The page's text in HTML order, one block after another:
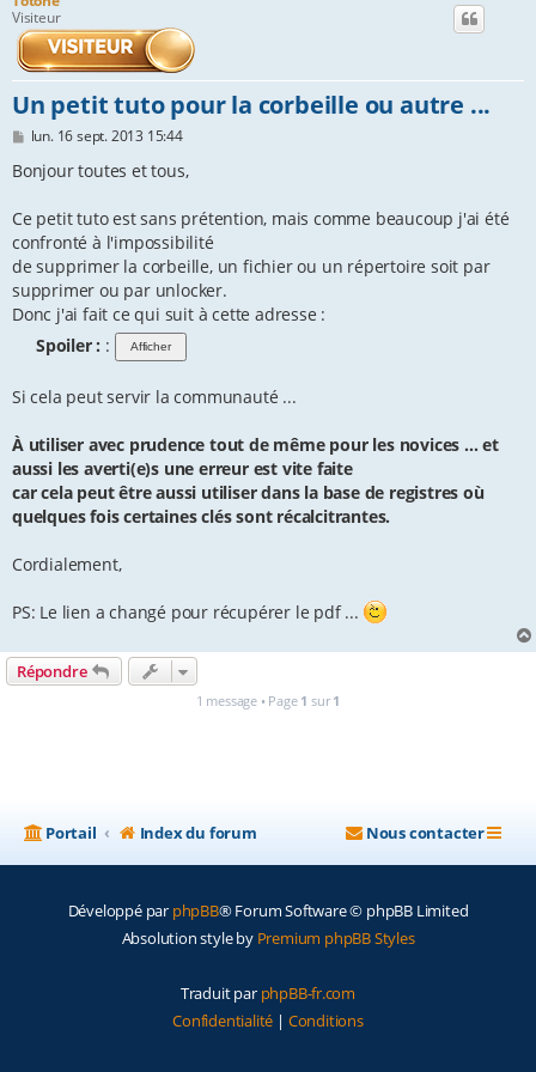
Visiteur
Un petit tuto pour la corbeille ou autre ...
M
s
g
e
lun. 16 sept. 2013 15:44
Bonjour toutes et tous,
Ce petit tuto est sans prétention, mais comme beaucoup j'ai été
confronté à l'impossibilité
de supprimer la corbeille, un fichier ou un répertoire soit par
supprimer ou par unlocker.
Donc j'ai fait ce qui suit à cette adresse :
Spoiler : :
Si cela peut servir la communauté ...
À utiliser avec prudence tout de même pour les novices ... et
aussi les averti(e)s une erreur est vite faite
car cela peut être aussi utiliser dans la base de registres où
quelques fois certaines clés sont récalcitrantes.
Cordialement,
PS: Le lien a changé pour récupérer le pdf ...
Répondre
1 message • Page 1 sur 1
Portail Index du forum Nous contacter
Développé par phpBB® Forum Software © phpBB Limited
Absolution style by Premium phpBB Styles
Traduit par phpBB-fr.com
Confidentialité | Conditions